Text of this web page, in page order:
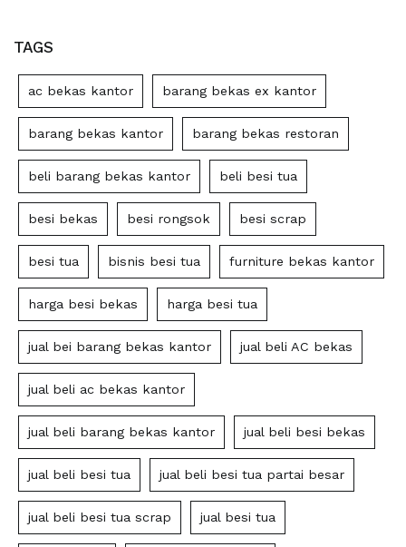
TAGS
ac bekas kantor barang bekas ex kantor
barang bekas kantor barang bekas restoran
beli barang bekas kantor beli besi tua
besi bekas besi rongsok besi scrap
besi tua bisnis besi tua furniture bekas kantor
harga besi bekas harga besi tua
jual bei barang bekas kantor jual beli AC bekas
jual beli ac bekas kantor
jual beli barang bekas kantor jual beli besi bekas
jual beli besi tua jual beli besi tua partai besar
jual beli besi tua scrap jual besi tua